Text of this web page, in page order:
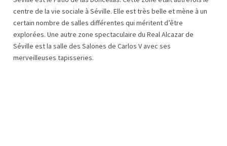
centre de la vie sociale à Séville. Elle est très belle et mène à un
certain nombre de salles différentes qui méritent d’être
explorées. Une autre zone spectaculaire du Real Alcazar de
Séville est la salle des Salones de Carlos V avec ses
merveilleuses tapisseries.